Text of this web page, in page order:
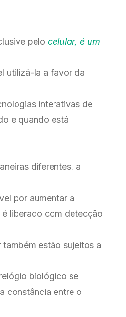
pelo celular, é um
utilizá-la a favor da
interativas de
e quando está
diferentes, a
por aumentar a
liberado com detecção
estão sujeitos a
biológico se
constância entre o